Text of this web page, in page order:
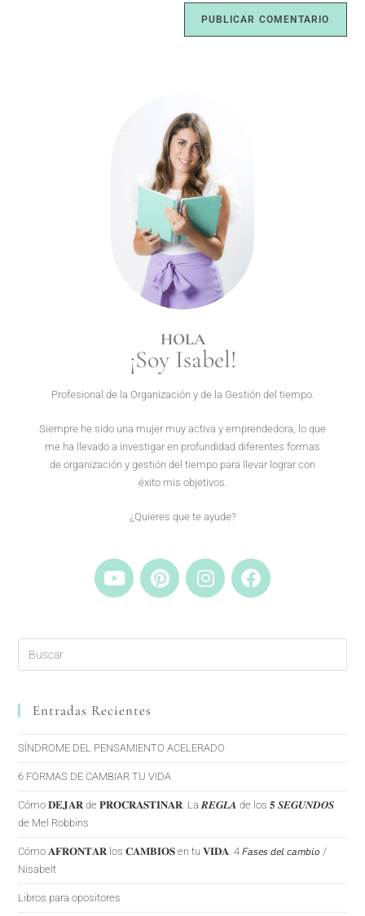
HOLA
¡Soy Isabel!
Profesional de la Organización y de la Gestión del tiempo.
Siempre he sido una mujer muy activa y emprendedora, lo que
me ha llevado a investigar en profundidad diferentes formas
de organización y gestión del tiempo para llevar lograr con
éxito mis objetivos.
¿Quieres que te ayude?
Entradas Recientes
SÍNDROME DEL PENSAMIENTO ACELERADO
6 FORMAS DE CAMBIAR TU VIDA
Cómo 𝐃𝐄𝐉𝐀𝐑 de 𝐏𝐑𝐎𝐂𝐑𝐀𝐒𝐓𝐈𝐍𝐀𝐑. La 𝑹𝑬𝑮𝑳𝑨 de los 𝟓 𝑺𝑬𝑮𝑼𝑵𝑫𝑶𝑺
de Mel Robbins
Cómo 𝐀𝐅𝐑𝐎𝐍𝐓𝐀𝐑 los 𝐂𝐀𝐌𝐁𝐈𝐎𝐒 en tu 𝐕𝐈𝐃𝐀. 4 𝘍𝘢𝘴𝘦𝘴 𝘥𝘦𝘭 𝘤𝘢𝘮𝘣𝘪𝘰 /
Nisabelt
Libros para opositores